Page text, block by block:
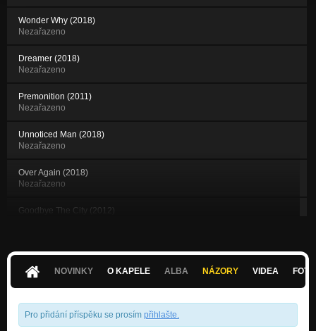
Wonder Why (2018)
Nezařazeno
Dreamer (2018)
Nezařazeno
Premonition (2011)
Nezařazeno
Unnoticed Man (2018)
Nezařazeno
Over Again (2018)
Nezařazeno
Goodbye The City (2012)
Tough World (2014)
Mothers Day (2014)
NOVINKY O KAPELE ALBA NÁZORY VIDEA
Pro přidání příspěku se prosím přihlašte